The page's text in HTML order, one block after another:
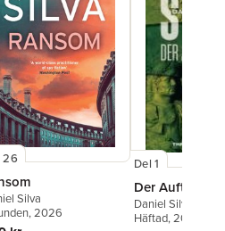
26
Silva
, 2026
Del 1
Der
Daniel Silva
Häftad, 2003